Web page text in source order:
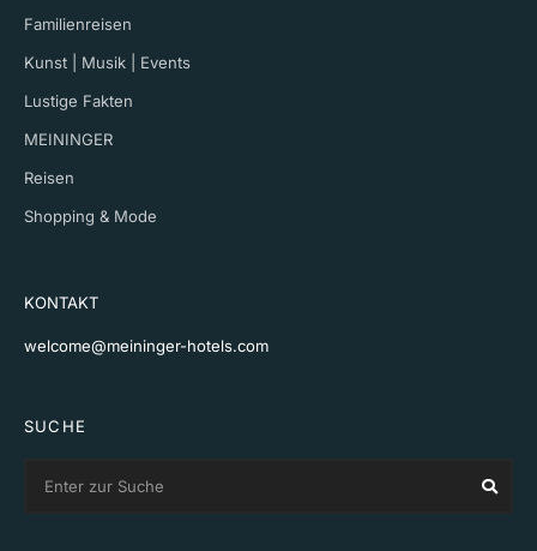
Familienreisen
Kunst | Musik | Events
Lustige Fakten
MEININGER
Reisen
Shopping & Mode
KONTAKT
welcome@meininger-hotels.com
SUCHE
for: